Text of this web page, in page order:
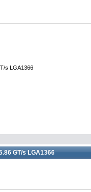
s LGA1366
GT/s LGA1366